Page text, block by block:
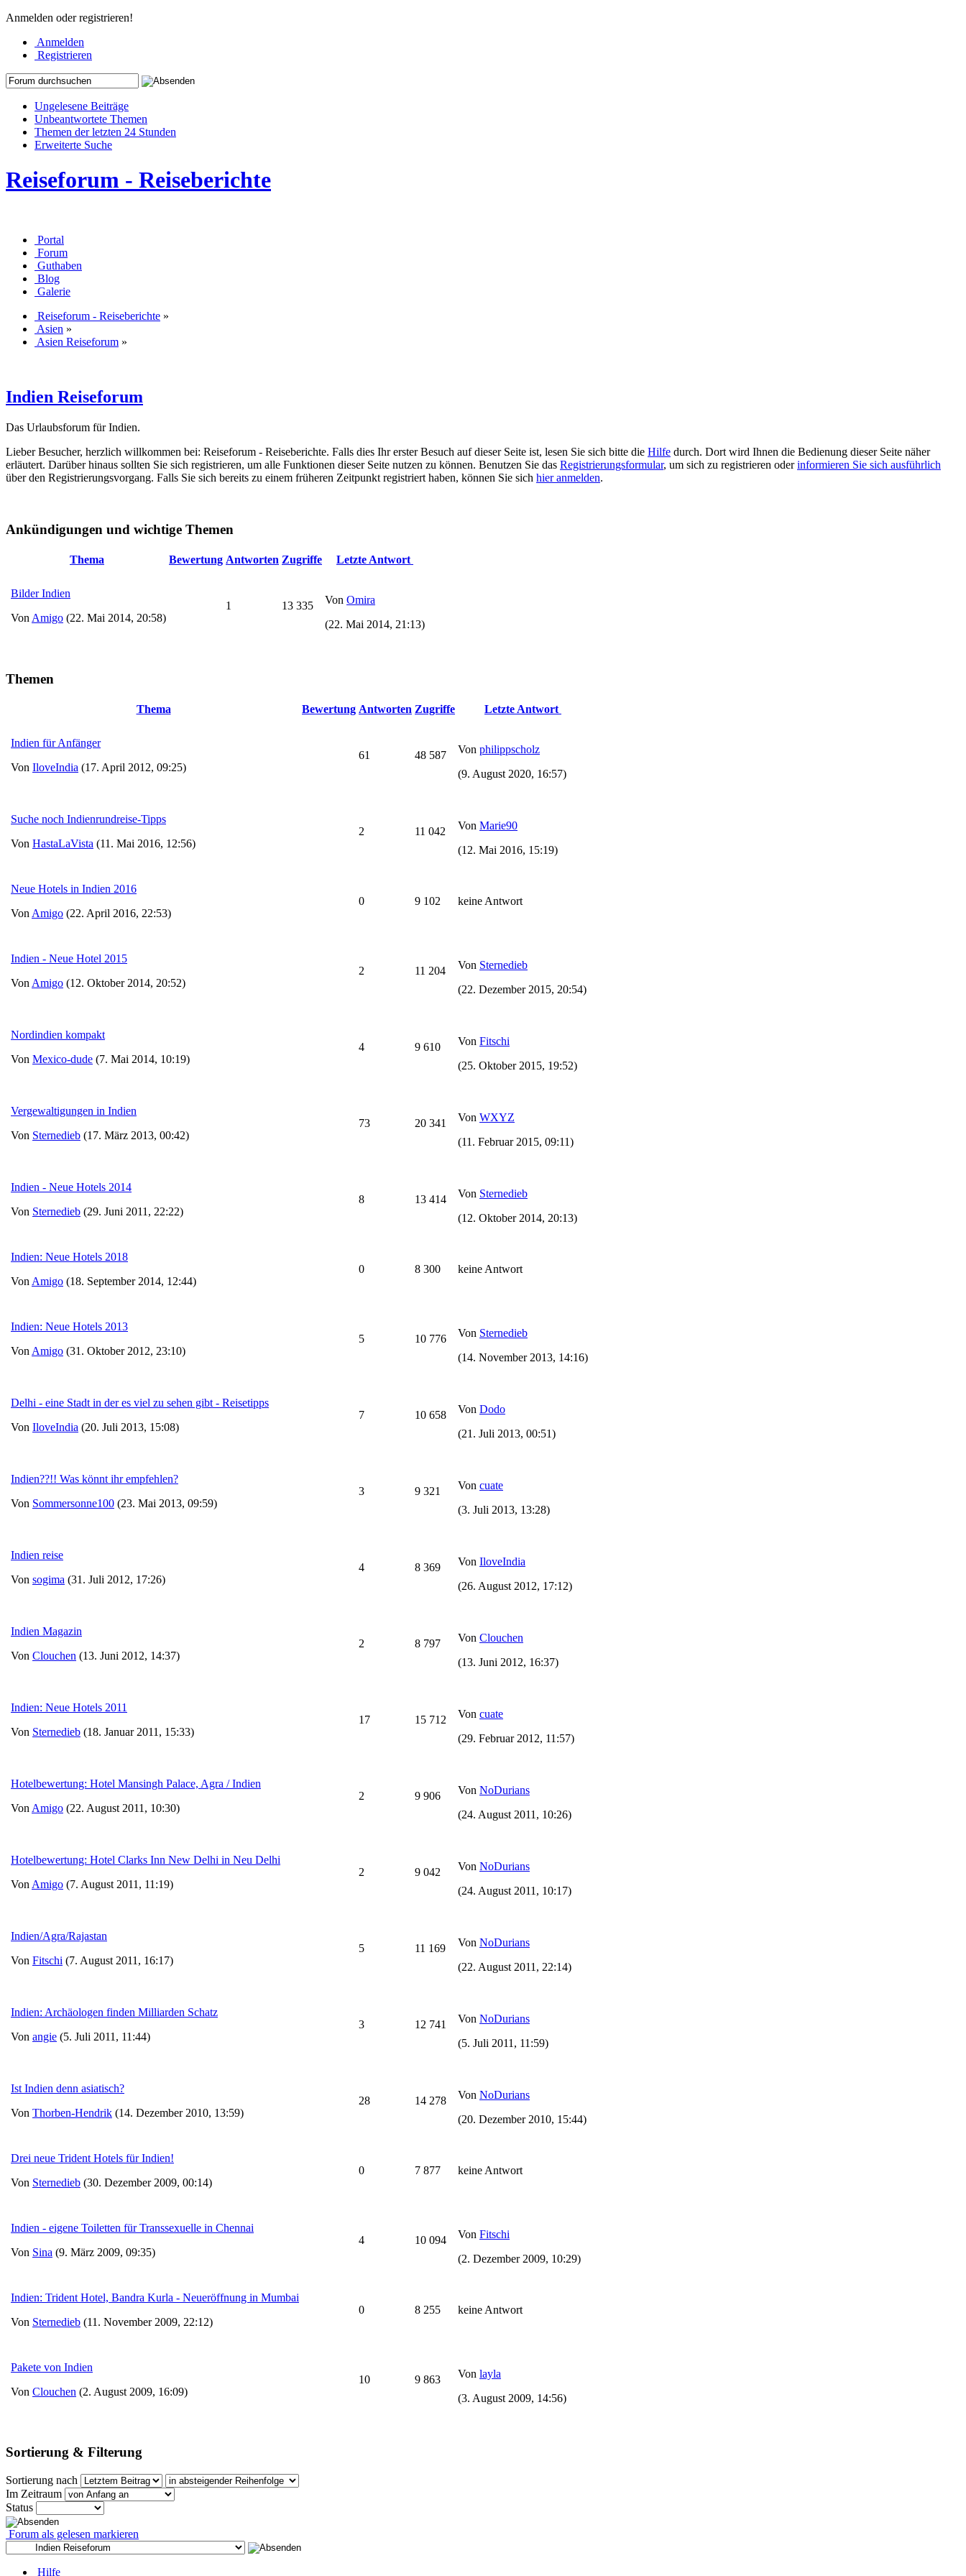
Anmelden oder registrieren!
Anmelden
Registrieren
Ungelesene Beiträge
Unbeantwortete Themen
Themen der letzten 24 Stunden
Erweiterte Suche
Reiseforum - Reiseberichte
Portal
Forum
Guthaben
Blog
Galerie
Reiseforum - Reiseberichte »
Asien »
Asien Reiseforum »
Indien Reiseforum
Das Urlaubsforum für Indien.
Lieber Besucher, herzlich willkommen bei: Reiseforum - Reiseberichte. Falls dies Ihr erster Besuch auf dieser Seite ist, lesen Sie sich bitte die Hilfe durch. Dort wird Ihnen die Bedienung dieser Seite näher
erläutert. Darüber hinaus sollten Sie sich registrieren, um alle Funktionen dieser Seite nutzen zu können. Benutzen Sie das Registrierungsformular, um sich zu registrieren oderinformieren Sie sich ausführlich
über den Registrierungsvorgang. Falls Sie sich bereits zu einem früheren Zeitpunkt registriert haben, können Sie sich hier anmelden.
Ankündigungen und wichtige Themen
Thema Bewertung Antworten Zugriffe Letzte Antwort
Bilder Indien
Von Amigo (22. Mai 2014, 20:58)
1 13 335 Von Omira
(22. Mai 2014, 21:13)
Themen
Thema Bewertung Antworten Zugriffe Letzte Antwort
Indien für Anfänger
Von IloveIndia (17. April 2012, 09:25)
61 48 587 Von philippscholz
(9. August 2020, 16:57)
Suche noch Indienrundreise-Tipps
Von HastaLaVista (11. Mai 2016, 12:56)
2 11 042 Von Marie90
(12. Mai 2016, 15:19)
Neue Hotels in Indien 2016
Von Amigo (22. April 2016, 22:53)
0 9 102 keine Antwort
Indien - Neue Hotel 2015
Von Amigo (12. Oktober 2014, 20:52)
2 11 204 Von Sternedieb
(22. Dezember 2015, 20:54)
Nordindien kompakt
Von Mexico-dude (7. Mai 2014, 10:19)
4 9 610 Von Fitschi
(25. Oktober 2015, 19:52)
Vergewaltigungen in Indien
Von Sternedieb (17. März 2013, 00:42)
73 20 341 Von WXYZ
(11. Februar 2015, 09:11)
Indien - Neue Hotels 2014
Von Sternedieb (29. Juni 2011, 22:22)
8 13 414 Von Sternedieb
(12. Oktober 2014, 20:13)
Indien: Neue Hotels 2018
Von Amigo (18. September 2014, 12:44)
0 8 300 keine Antwort
Indien: Neue Hotels 2013
Von Amigo (31. Oktober 2012, 23:10)
5 10 776 Von Sternedieb
(14. November 2013, 14:16)
Delhi - eine Stadt in der es viel zu sehen gibt - Reisetipps
Von IloveIndia (20. Juli 2013, 15:08)
7 10 658 Von Dodo
(21. Juli 2013, 00:51)
Indien??!! Was könnt ihr empfehlen?
Von Sommersonne100 (23. Mai 2013, 09:59)
3 9 321 Von cuate
(3. Juli 2013, 13:28)
Indien reise
Von sogima (31. Juli 2012, 17:26)
4 8 369 Von IloveIndia
(26. August 2012, 17:12)
Indien Magazin
Von Clouchen (13. Juni 2012, 14:37)
2 8 797 Von Clouchen
(13. Juni 2012, 16:37)
Indien: Neue Hotels 2011
Von Sternedieb (18. Januar 2011, 15:33)
17 15 712 Von cuate
(29. Februar 2012, 11:57)
Hotelbewertung: Hotel Mansingh Palace, Agra / Indien
Von Amigo (22. August 2011, 10:30)
2 9 906 Von NoDurians
(24. August 2011, 10:26)
Hotelbewertung: Hotel Clarks Inn New Delhi in Neu Delhi
Von Amigo (7. August 2011, 11:19)
2 9 042 Von NoDurians
(24. August 2011, 10:17)
Indien/Agra/Rajastan
Von Fitschi (7. August 2011, 16:17)
5 11 169 Von NoDurians
(22. August 2011, 22:14)
Indien: Archäologen finden Milliarden Schatz
Von angie (5. Juli 2011, 11:44)
3 12 741 Von NoDurians
(5. Juli 2011, 11:59)
Ist Indien denn asiatisch?
Von Thorben-Hendrik (14. Dezember 2010, 13:59)
28 14 278 Von NoDurians
(20. Dezember 2010, 15:44)
Drei neue Trident Hotels für Indien!
Von Sternedieb (30. Dezember 2009, 00:14)
0 7 877 keine Antwort
Indien - eigene Toiletten für Transsexuelle in Chennai
Von Sina (9. März 2009, 09:35)
4 10 094 Von Fitschi
(2. Dezember 2009, 10:29)
Indien: Trident Hotel, Bandra Kurla - Neueröffnung in Mumbai
Von Sternedieb (11. November 2009, 22:12)
0 8 255 keine Antwort
Pakete von Indien
Von Clouchen (2. August 2009, 16:09)
10 9 863 Von layla
(3. August 2009, 14:56)
Sortierung & Filterung
Sortierung nach
Im Zeitraum
Status
Forum als gelesen markieren
Hilfe